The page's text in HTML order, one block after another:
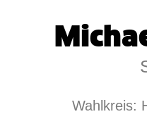
Wahlkreis: